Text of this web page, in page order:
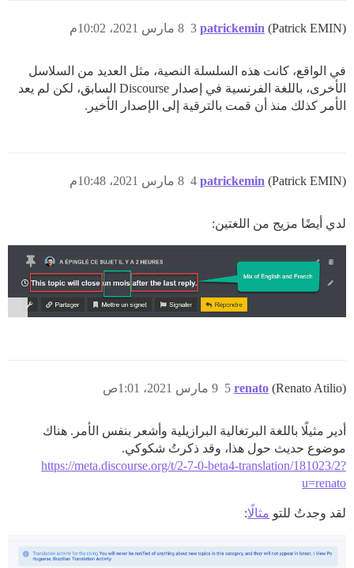
patrickemin (Patrick EMIN) 8 مارس 2021، 10:02م 3
في الواقع، كانت هذه السلسلة النصية، مثل العديد من السلاسل
الأخرى، باللغة الفرنسية في إصدار Discourse السابق، لكن لم يعد
الأمر كذلك منذ أن قمت بالترقية إلى الإصدار الأخير.
patrickemin (Patrick EMIN) 8 مارس 2021، 10:48م 4
لدي أيضًا مزيج من اللغتين:
renato (Renato Atilio) 9 مارس 2021، 1:01ص 5
أدير مثيلًا باللغة البرتغالية البرازيلية وأشعر بنفس الأمر. هناك
موضوع حديث حول هذا، وقد ذكرتُ شكوكي.
https://meta.discourse.org/t/2-7-0-beta4-translation/181023/2?
u=renato
لقد وجدتُ للتو مثالًا: